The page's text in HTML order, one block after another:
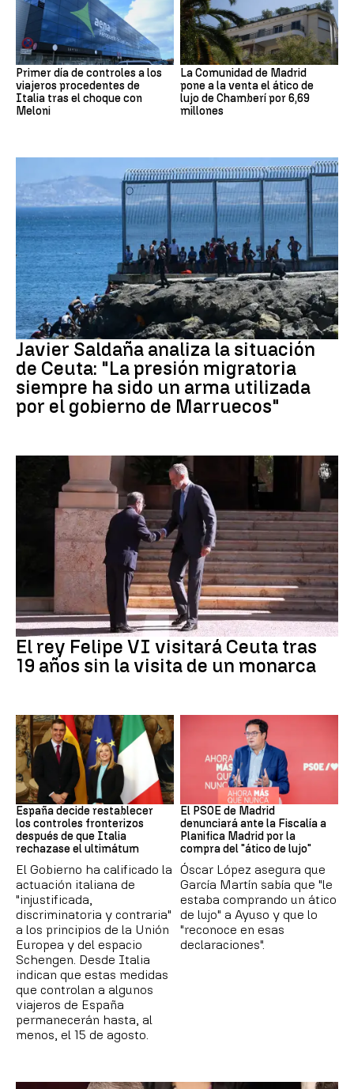
Primer día de controles a los
viajeros procedentes de
Italia tras el choque con
Meloni
La Comunidad de Madrid
pone a la venta el ático de
lujo de Chamberí por 6,69
millones
Crisis migratoria Ceuta
Javier Saldaña analiza la situación
de Ceuta: "La presión migratoria
siempre ha sido un arma utilizada
por el gobierno de Marruecos"
Crisis Migratoria
El rey Felipe VI visitará Ceuta tras
19 años sin la visita de un monarca
CRISIS MIGRATORIA
España decide restablecer
los controles fronterizos
después de que Italia
rechazase el ultimátum
El Gobierno ha calificado la
actuación italiana de
"injustificada,
discriminatoria y contraria"
a los principios de la Unión
Europea y del espacio
Schengen. Desde Italia
indican que estas medidas
que controlan a algunos
viajeros de España
permanecerán hasta, al
menos, el 15 de agosto.
PSOE MADRID
El PSOE de Madrid
denunciará ante la Fiscalía a
Planifica Madrid por la
compra del "ático de lujo"
Óscar López asegura que
García Martín sabía que "le
estaba comprando un ático
de lujo" a Ayuso y que lo
"reconoce en esas
declaraciones".